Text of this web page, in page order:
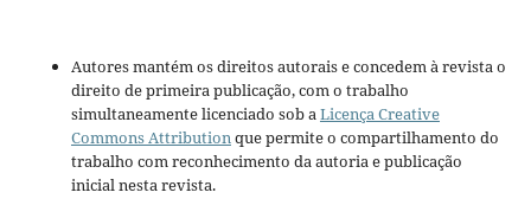
Autores mantém os direitos autorais e concedem à revista o
direito de primeira publicação, com o trabalho
simultaneamente licenciado sob aLicença Creative
Commons Attributionque permite o compartilhamento do
trabalho com reconhecimento da autoria e publicação
inicial nesta revista.